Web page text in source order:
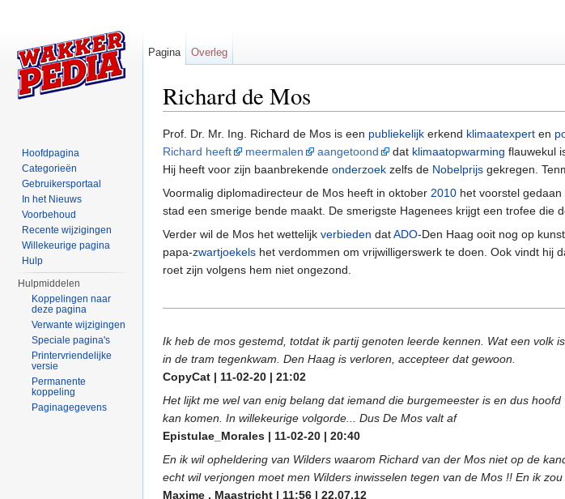
Richard de Mos
Prof. Dr. Mr. Ing. Richard de Mos is een publiekelijk erkend klimaatexpert en
Richard heeft
meermalen aangetoond dat klimaatopwarming flauwekul
Hij heeft voor zijn baanbrekende onderzoek zelfs de Nobelprijs gekregen.
Voormalig diplomadirecteur de Mos heeft in oktober 2010 het voorstel gedaan
stad een smerige bende maakt. De smerigste Hagenees krijgt een trofee die
Verder wil de Mos het wettelijk verbieden datADO-Den Haag ooit nog op
papa-zwartjoekels het verdommen om vrijwilligerswerk te doen. Ook vindt hij
roet zijn volgens hem niet ongezond.
Ik heb de mos gestemd, totdat ik partij genoten leerde kennen. Wat een volk
in de tram tegenkwam. Den Haag is verloren, accepteer dat gewoon.
CopyCat | 11-02-20 | 21:02
Het lijkt me wel van enig belang dat iemand die burgemeester is en dus
kan komen. In willekeurige volgorde... Dus De Mos valt af
Epistulae_Morales | 11-02-20 | 20:40
En ik wil opheldering van Wilders waarom Richard van der Mos niet op de
echt wil verjongen moet men Wilders inwisselen tegen van de Mos !! En ik
Maxime , Maastricht | 11:56 | 22.07.12
Pagina Overleg
Hoofdpagina
Categorieën
Gebruikersportaal
In het Nieuws
Voorbehoud
Recente wijzigingen
Willekeurige pagina
Hulp
Hulpmiddelen
Koppelingen naar
deze pagina
Verwante wijzigingen
Speciale pagina's
Printervriendelijke
versie
Permanente
koppeling
Paginagegevens